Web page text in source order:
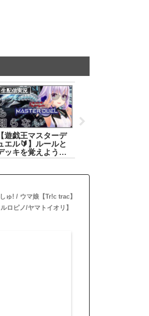
生配信実況
【遊戯王マスターデ
エル🔰】ルールと
ッキを覚えようの
‼️【カルロ・ピノ】
ゅ! / ウマ娘【Tr!c trac】
ロピノ/ヤマトイオリ】